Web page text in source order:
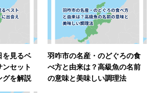
を見るベ
ンセット
グを解説
羽咋市の名産・のどぐろの食
べ方と由来は？高級魚の名前
の意味と美味しい調理法